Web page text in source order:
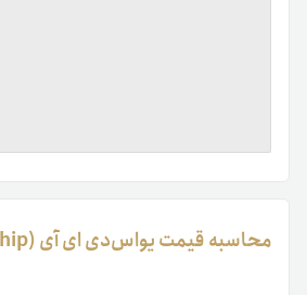
محاسبه قیمت یواس‌دی ای آی (chip)